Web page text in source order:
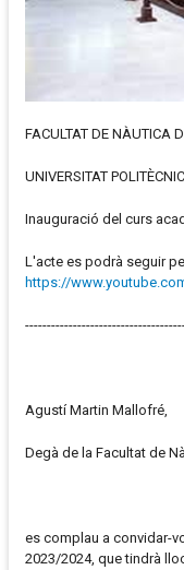
FACULTAT DE NÀUTICA
UNIVERSITAT
Inauguració del curs
L'acte es podrà seguir
https://
Agustí Martin Mallofré,
Degà de la Facultat de
es complau a convidar-
2023/2024, que tindrà